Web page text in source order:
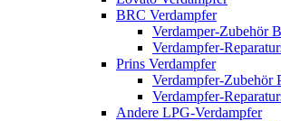
BRC Verdampfer
Verdamper-Zubehör
Verdampfer-
Prins Verdampfer
Verdampfer-Zubehör
Verdampfer-
Andere LPG-Verdampfer